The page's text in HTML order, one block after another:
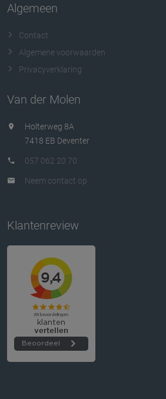
Algemeen
Contact
Algemene voorwaarden
Privacyverklaring
Van der Molen
Holterweg 8A
7418 EB Deventer
057 062 20 70
Neem contact op
Klantenreview